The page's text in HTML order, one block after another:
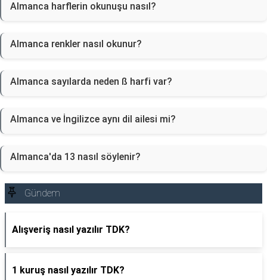
Almanca harflerin okunuşu nasıl?
Almanca renkler nasıl okunur?
Almanca sayılarda neden ß harfi var?
Almanca ve İngilizce aynı dil ailesi mi?
Almanca'da 13 nasıl söylenir?
Gündem
Alışveriş nasıl yazılır TDK?
1 kuruş nasıl yazılır TDK?